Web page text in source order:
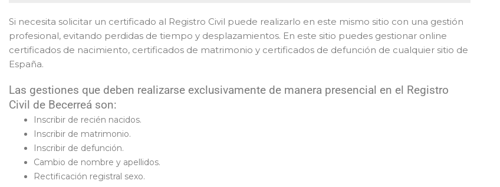
Si necesita solicitar un certificado al Registro Civil puede realizarlo en este mismo sitio con una gestión
profesional, evitando perdidas de tiempo y desplazamientos. En este sitio puedes gestionar online
certificados de nacimiento, certificados de matrimonio y certificados de defunción de cualquier sitio de
España.
Las gestiones que deben realizarse exclusivamente de manera presencial en el Registro
Civil de Becerreá son:
Inscribir de recién nacidos.
Inscribir de matrimonio.
Inscribir de defunción.
Cambio de nombre y apellidos.
Rectificación registral sexo.